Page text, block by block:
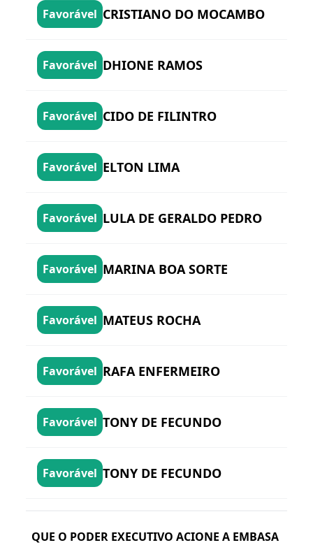
Favorável CRISTIANO DO MOCAMBO
Favorável DHIONE RAMOS
Favorável CIDO DE FILINTRO
Favorável ELTON LIMA
Favorável LULA DE GERALDO PEDRO
Favorável MARINA BOA SORTE
Favorável MATEUS ROCHA
Favorável RAFA ENFERMEIRO
Favorável TONY DE FECUNDO
Favorável TONY DE FECUNDO
QUE O PODER EXECUTIVO ACIONE A EMBASA